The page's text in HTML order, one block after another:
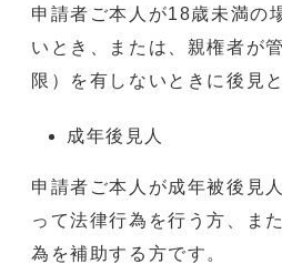
申請者ご本人が18歳未満の
いとき、または、親権者が
限）を有しないときに後見
成年後見人
申請者ご本人が成年被後見
って法律行為を行う方、ま
為を補助する方です。